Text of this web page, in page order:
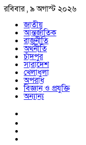
রবিবার , ৯ অগাস্ট ২০২৬
জাতীয়
আন্তর্জাতিক
রাজনীতি
অর্থনীতি
চাঁদপুর
সারাদেশ
খেলাধুলা
অপরাধ
বিজ্ঞান ও প্রযুক্তি
অন্যান্য